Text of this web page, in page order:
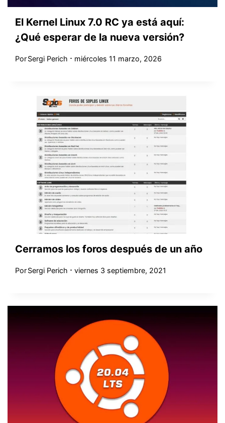
El Kernel Linux 7.0 RC ya está aquí:
¿Qué esperar de la nueva versión?
PorSergi Perich miércoles 11 marzo, 2026
Cerramos los foros después de un año
PorSergi Perich viernes 3 septiembre, 2021